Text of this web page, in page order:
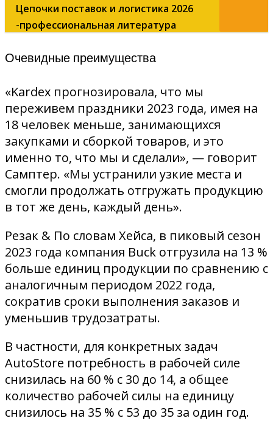
Цепочки поставок и логистика 2026
-профессиональная литература
Очевидные преимущества
«Kardex прогнозировала, что мы
переживем праздники 2023 года, имея на
18 человек меньше, занимающихся
закупками и сборкой товаров, и это
именно то, что мы и сделали», — говорит
Самптер. «Мы устранили узкие места и
смогли продолжать отгружать продукцию
в тот же день, каждый день».
Резак & По словам Хейса, в пиковый сезон
2023 года компания Buck отгрузила на 13 %
больше единиц продукции по сравнению с
аналогичным периодом 2022 года,
сократив сроки выполнения заказов и
уменьшив трудозатраты.
В частности, для конкретных задач
AutoStore потребность в рабочей силе
снизилась на 60 % с 30 до 14, а общее
количество рабочей силы на единицу
снизилось на 35 % с 53 до 35 за один год.